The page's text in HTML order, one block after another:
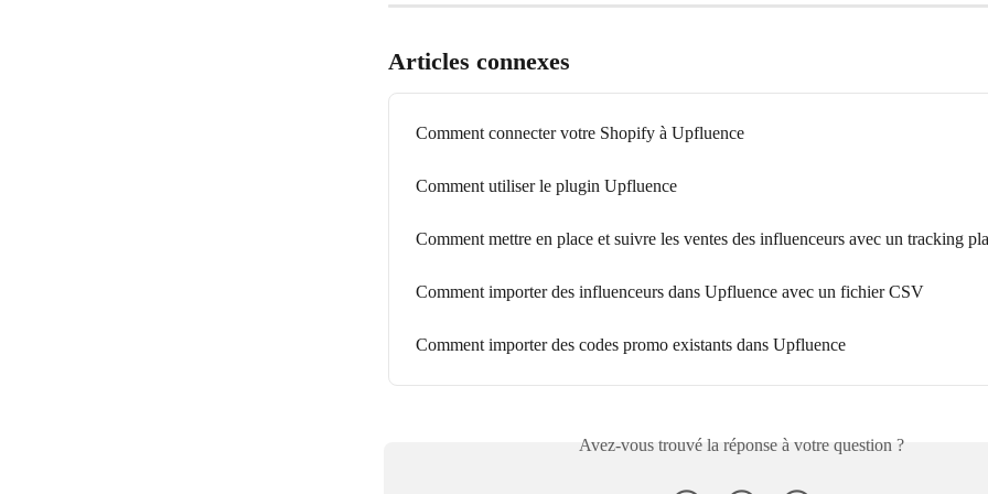
Articles connexes
Comment connecter votre Shopify à Upfluence
Comment utiliser le plugin Upfluence
Comment mettre en place et suivre les ventes des influenceurs avec un tracking
Comment importer des influenceurs dans Upfluence avec un fichier CSV
Comment importer des codes promo existants dans Upfluence
Avez-vous trouvé la réponse à votre question ?